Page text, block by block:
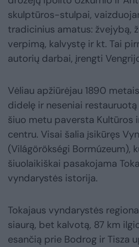
skulptūros-stulpai,
tradicinius amatus: žvejybą,
verpimą, kalvystę ir kt. Tai
autorių darbai, įrengti
Vėliau apžiūrėjau 1890
didelę ir neseniai restauruotą
šiuo metu paversta Kultūros
centru. Visai šalia įsikūręs
(Világörökségi Bormúzeum),
šiuolaikiškai pasakojama
vyndarystės istorija.
Tokajaus vyndarystės
siaurą, bet kalvotą, 87 km
esančią prie Bodrog ir Tisza